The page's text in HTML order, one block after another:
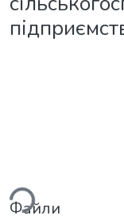
Файли